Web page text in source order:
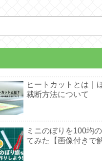
ヒートカットとは｜
裁断方法について
ミニのぼりを100均
てみた【画像付きで